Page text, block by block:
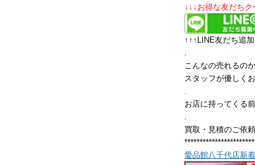
↓↓↓お得な友だち
↑↑↑LINE友だち追
.
こんなの売れるの
スタッフが優しく
.
お店に持ってくる
.
買取・見積のご依
愛品館八千代店新